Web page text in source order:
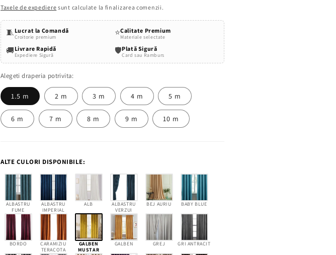
obișnuit redus
Taxele de expediere sunt calculate la finalizarea comenzii.
🧵 Lucrat la Comandă
Croitorie premium ⭐Calitate Premium
Materiale selectate
🚚 Livrare Rapidă
Expediere Sigură 🛡️Plată Sigură
Card sau Ramburs
Alegeti draperia potrivita:
1.5 m 2 m 3 m 4 m 5 m
6 m 7 m 8 m 9 m 10 m
ALTE CULORI DISPONIBILE:
ALBASTRU
FUME
ALBASTRU
IMPERIAL
ALB
ALBASTRU
VERZUI
BEJ AURIU BABY BLUE
BORDO
CARAMIZIU
TERACOTA
GALBEN
MUSTAR
GALBEN GREJ GRI ANTRACIT